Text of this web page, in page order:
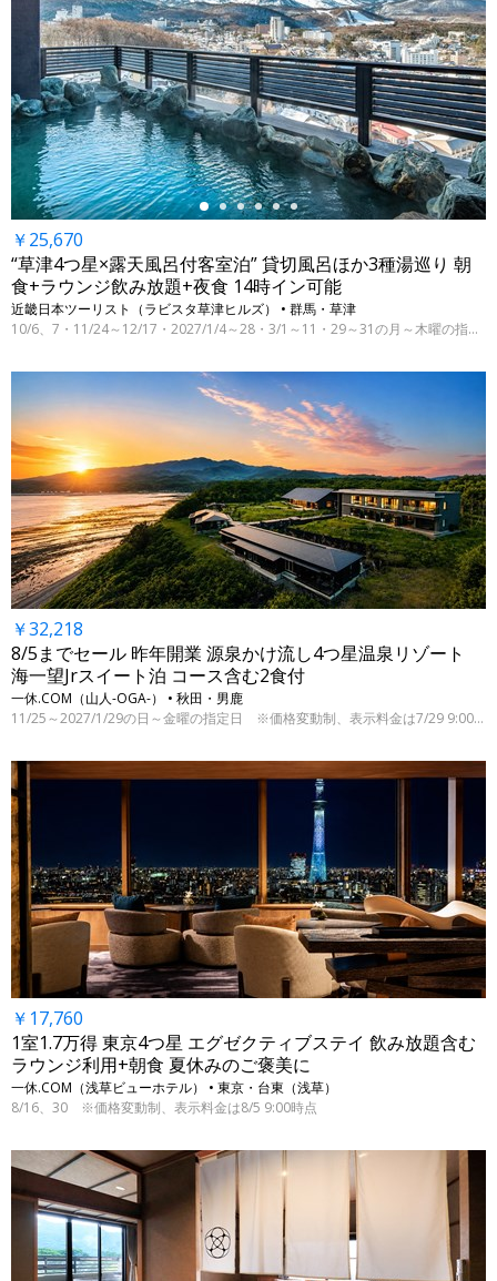
←
￥25,670
“草津4つ星×露天風呂付客室泊” 貸切風呂ほか3種湯巡り 朝
食+ラウンジ飲み放題+夜食 14時イン可能
近畿日本ツーリスト（ラビスタ草津ヒルズ） • 群馬・草津
10/6、7・11/24～12/17・2027/1/4～28・3/1～11・29～31の月～木曜の指定日
￥32,218
8/5までセール 昨年開業 源泉かけ流し4つ星温泉リゾート
海一望Jrスイート泊 コース含む2食付
一休.COM（山人-OGA-） • 秋田・男鹿
11/25～2027/1/29の日～金曜の指定日 ※価格変動制、表示料金は7/29 9:00時点
￥17,760
1室1.7万得 東京4つ星 エグゼクティブステイ 飲み放題含む
ラウンジ利用+朝食 夏休みのご褒美に
一休.COM（浅草ビューホテル） • 東京・台東（浅草）
8/16、30 ※価格変動制、表示料金は8/5 9:00時点
←